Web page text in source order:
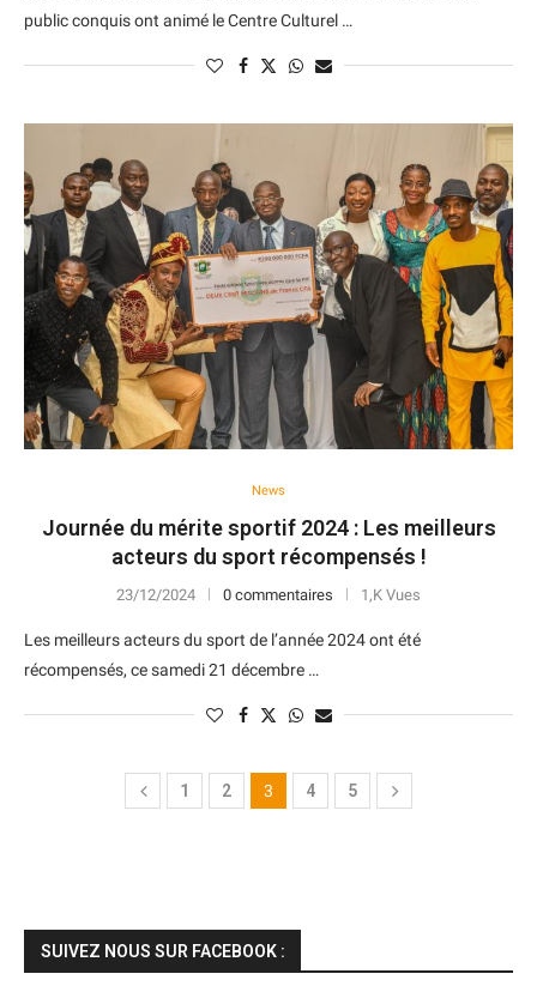
public conquis ont animé le Centre Culturel …
News
Journée du mérite sportif 2024 : Les meilleurs
acteurs du sport récompensés !
23/12/2024 0 commentaires 1,K Vues
Les meilleurs acteurs du sport de l’année 2024 ont été
récompensés, ce samedi 21 décembre …
1 2 3 4 5
SUIVEZ NOUS SUR FACEBOOK :